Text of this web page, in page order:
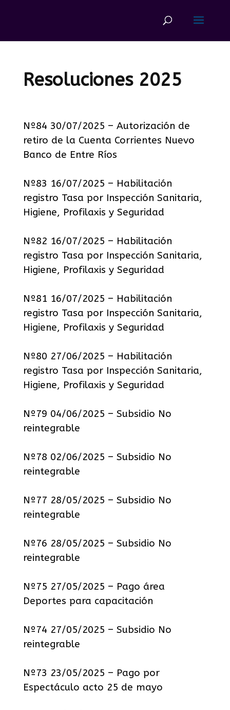
Resoluciones 2025
Nº84 30/07/2025 – Autorización de
retiro de la Cuenta Corrientes Nuevo
Banco de Entre Ríos
Nº83 16/07/2025 – Habilitación
registro Tasa por Inspección Sanitaria,
Higiene, Profilaxis y Seguridad
Nº82 16/07/2025 – Habilitación
registro Tasa por Inspección Sanitaria,
Higiene, Profilaxis y Seguridad
Nº81 16/07/2025 – Habilitación
registro Tasa por Inspección Sanitaria,
Higiene, Profilaxis y Seguridad
Nº80 27/06/2025 – Habilitación
registro Tasa por Inspección Sanitaria,
Higiene, Profilaxis y Seguridad
Nº79 04/06/2025 – Subsidio No
reintegrable
Nº78 02/06/2025 – Subsidio No
reintegrable
Nº77 28/05/2025 – Subsidio No
reintegrable
Nº76 28/05/2025 – Subsidio No
reintegrable
Nº75 27/05/2025 – Pago área
Deportes para capacitación
Nº74 27/05/2025 – Subsidio No
reintegrable
Nº73 23/05/2025 – Pago por
Espectáculo acto 25 de mayo